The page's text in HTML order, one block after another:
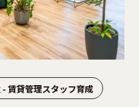
賃貸管理スタッフ育成